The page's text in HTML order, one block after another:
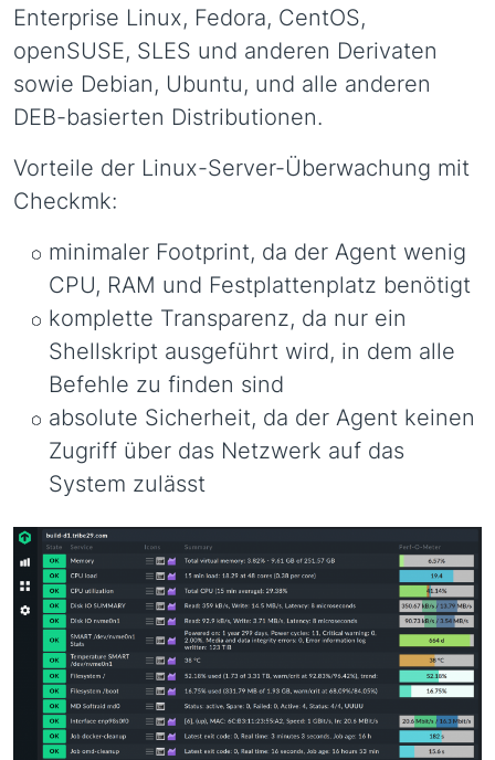
Enterprise Linux, Fedora, CentOS,
openSUSE, SLES und anderen Derivaten
sowie Debian, Ubuntu, und alle anderen
DEB-basierten Distributionen.
Vorteile der Linux-Server-Überwachung mit
Checkmk:
minimaler Footprint, da der Agent wenig
CPU, RAM und Festplattenplatz benötigt
komplette Transparenz, da nur ein
Shellskript ausgeführt wird, in dem alle
Befehle zu finden sind
absolute Sicherheit, da der Agent keinen
Zugriff über das Netzwerk auf das
System zulässt